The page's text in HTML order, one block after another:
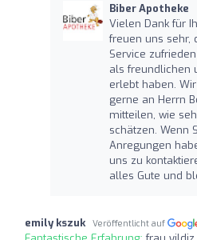
Biber Apotheke
Vielen Dank für
freuen uns sehr,
Service
als freundlichen
erlebt haben.
gerne an Herrn
mitteilen, wie
schätzen. Wenn
Anregungen
uns zu
alles Gute und
emily kszuk Veröffentlicht auf